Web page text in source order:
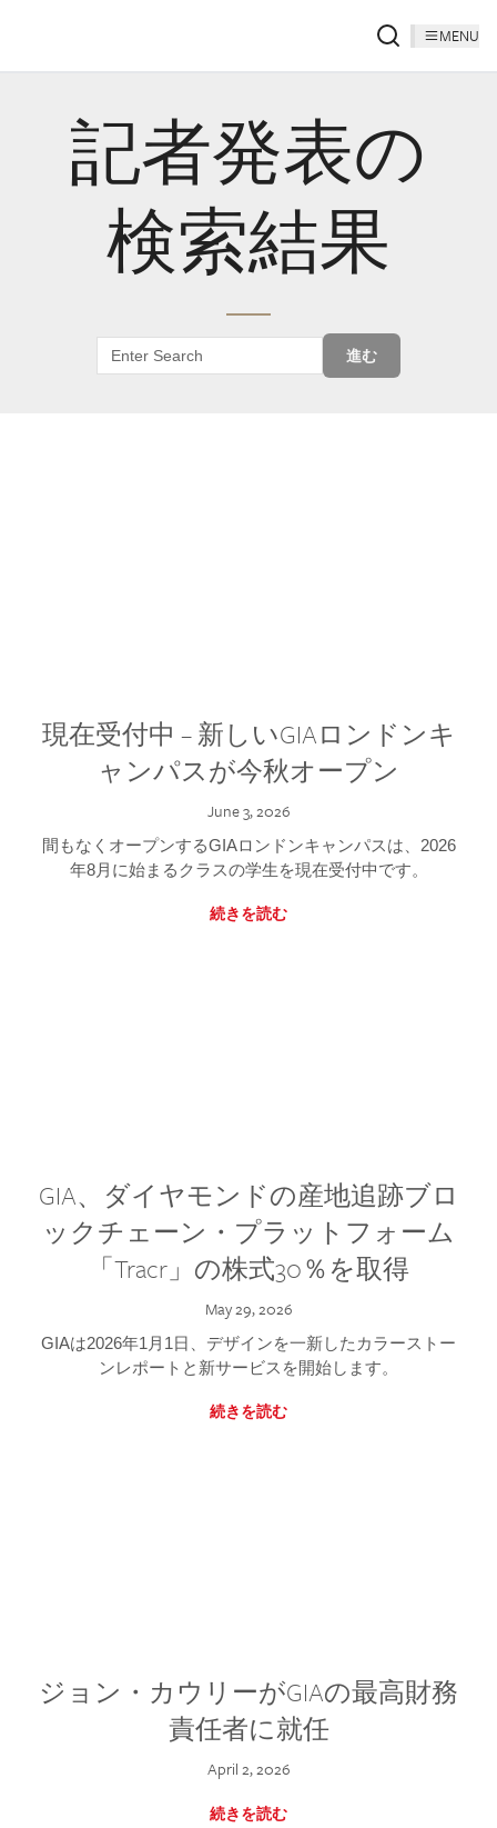
MENU
記者発表の
検索結果
進む
現在受付中 – 新しいGIAロンドンキ
ャンパスが今秋オープン
June 3, 2026
間もなくオープンするGIAロンドンキャンパスは、2026
年8月に始まるクラスの学生を現在受付中です。
続きを読む
GIA、ダイヤモンドの産地追跡ブロ
ックチェーン・プラットフォーム
「Tracr」の株式30％を取得
May 29, 2026
GIAは2026年1月1日、デザインを一新したカラーストー
ンレポートと新サービスを開始します。
続きを読む
ジョン・カウリーがGIAの最高財務
責任者に就任
April 2, 2026
続きを読む